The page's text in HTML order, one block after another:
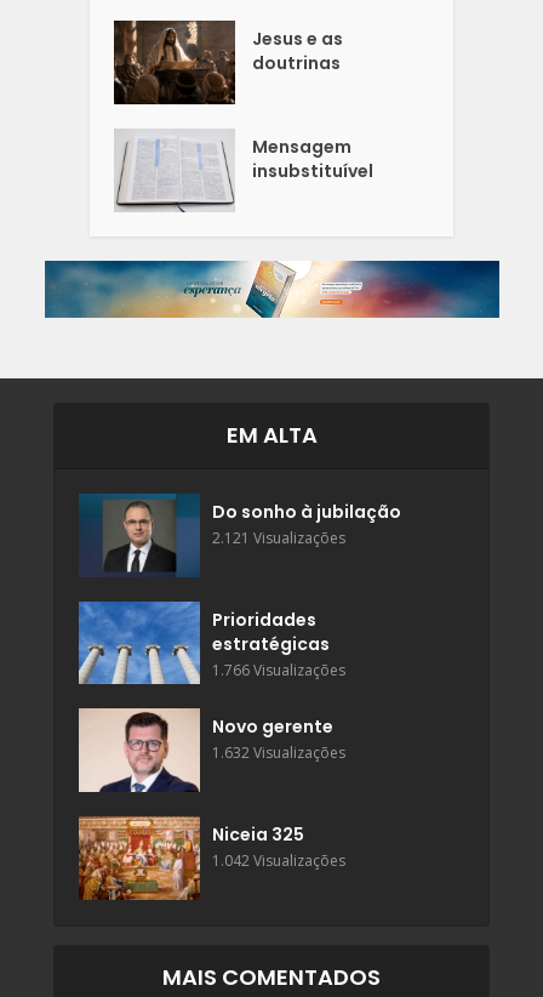
Jesus e as
doutrinas
Mensagem
insubstituível
EM ALTA
Do sonho à jubilação
2.121 Visualizações
Prioridades
estratégicas
1.766 Visualizações
Novo gerente
1.632 Visualizações
Niceia 325
1.042 Visualizações
MAIS COMENTADOS